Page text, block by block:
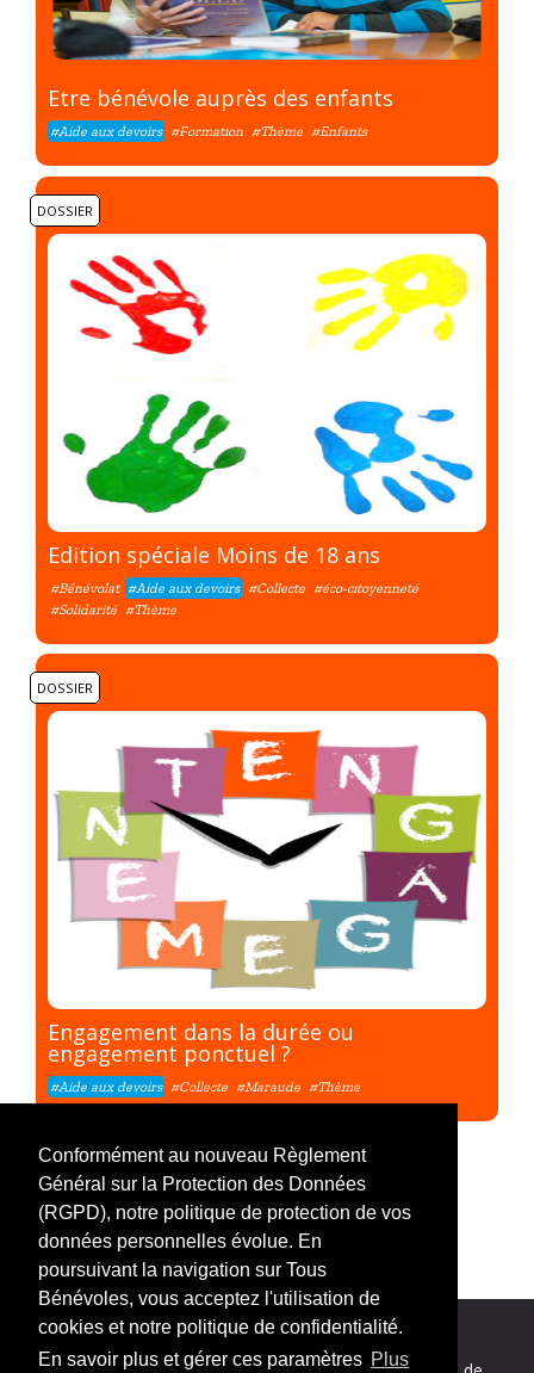
Conformément au nouveau Règlement
Général sur la Protection des Données
(RGPD), notre politique de protection de vos
données personnelles évolue. En
poursuivant la navigation sur Tous
Bénévoles, vous acceptez l'utilisation de
cookies et notre politique de confidentialité.
En savoir plus et gérer ces paramètres Plus
Etre bénévole auprès des enfants
#Aide aux devoirs #Formation #Thème #Enfants
DOSSIER
Edition spéciale Moins de 18 ans
#Bénévolat #Aide aux devoirs #Collecte #éco-citoyenneté
#Solidarité #Thème
DOSSIER
Engagement dans la durée ou
engagement ponctuel ?
#Aide aux devoirs #Collecte #Maraude #Thème